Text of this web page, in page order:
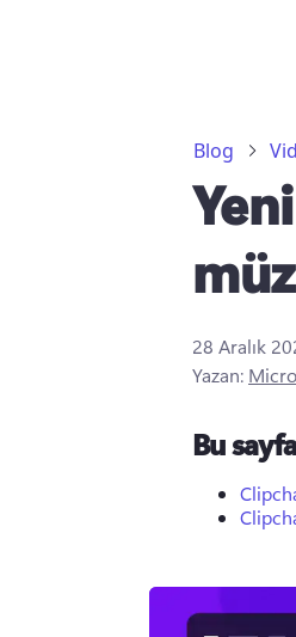
Blog
28 Aralık
Yazan:
Bu